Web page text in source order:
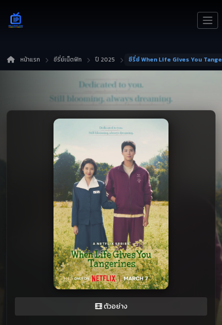
หน้าแรก ซีรี่ย์เน็ตฟิก ปี 2025
ตัวอย่าง